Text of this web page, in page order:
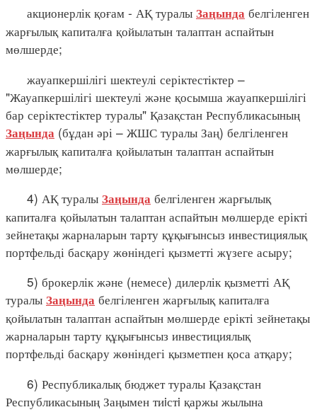
акционерлік қоғам - АҚ туралы Заңында белгіленген
жарғылық капиталға қойылатын талаптан аспайтын
мөлшерде;
жауапкершілігі шектеулі серіктестіктер –
"Жауапкершілігі шектеулі және қосымша жауапкершілігі
бар серіктестіктер туралы" Қазақстан Республикасының
Заңында (бұдан әрі – ЖШС туралы Заң) белгіленген
жарғылық капиталға қойылатын талаптан аспайтын
мөлшерде;
4) АҚ туралы Заңында белгіленген жарғылық
капиталға қойылатын талаптан аспайтын мөлшерде ерікті
зейнетақы жарналарын тарту құқығынсыз инвестициялық
портфельді басқару жөніндегі қызметті жүзеге асыру;
5) брокерлік және (немесе) дилерлік қызметті АҚ
туралы Заңында белгіленген жарғылық капиталға
қойылатын талаптан аспайтын мөлшерде ерікті зейнетақы
жарналарын тарту құқығынсыз инвестициялық
портфельді басқару жөніндегі қызметпен қоса атқару;
6) Республикалық бюджет туралы Қазақстан
Республикасының Заңымен тиiстi қаржы жылына